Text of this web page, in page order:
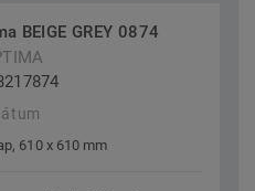
BEIGE GREY 0874
610 x 610 mm